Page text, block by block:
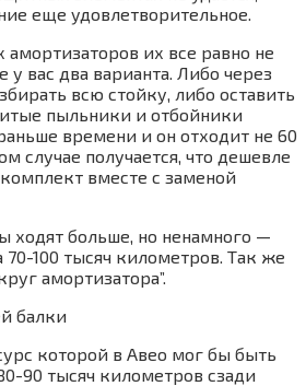
еще удовлетворительное.
их все равно не
у вас два варианта. Либо через
всю стойку, либо оставить
пыльники и отбойники
времени и он отходит не 60
случае получается, что дешевле
вместе с заменой
ходят больше, но ненамного —
70-100 тысяч километров. Так же
амортизатора”.
балки
которой в Авео мог бы быть
90 тысяч километров сзади